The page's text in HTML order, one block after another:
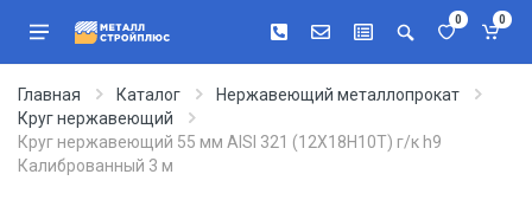
0 0
Главная Каталог
Нержавеющий металлопрокат
Круг нержавеющий
Круг нержавеющий 55 мм AISI 321 (12Х18Н10Т) г/к h9
Калиброванный 3 м